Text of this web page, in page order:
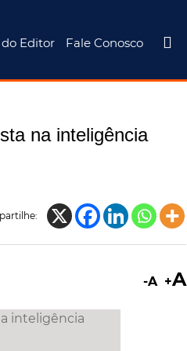
Editor Fale Conosco 
na inteligência
-A +A